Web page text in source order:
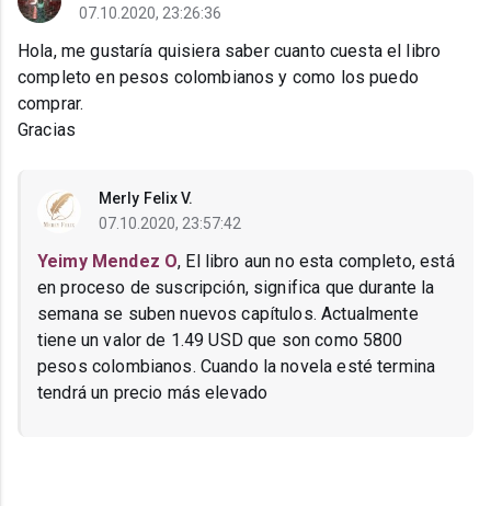
07.10.2020, 23:26:36
Hola, me gustaría quisiera saber cuanto cuesta el libro
completo en pesos colombianos y como los puedo
comprar.
Gracias
Merly Felix V.
07.10.2020, 23:57:42
Yeimy Mendez O, El libro aun no esta completo, está
en proceso de suscripción, significa que durante la
semana se suben nuevos capítulos. Actualmente
tiene un valor de 1.49 USD que son como 5800
pesos colombianos. Cuando la novela esté termina
tendrá un precio más elevado